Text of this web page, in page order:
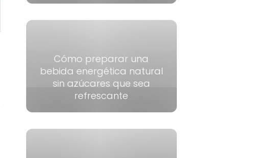
Cómo preparar una
bebida energética natural
sin azúcares que sea
refrescante